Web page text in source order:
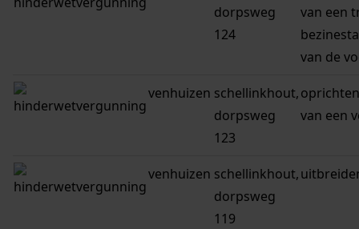
dorpsweg
124
van een
van de
venhuizen schellinkhout,
dorpsweg
123
van een
venhuizen schellinkhout,
dorpsweg
119